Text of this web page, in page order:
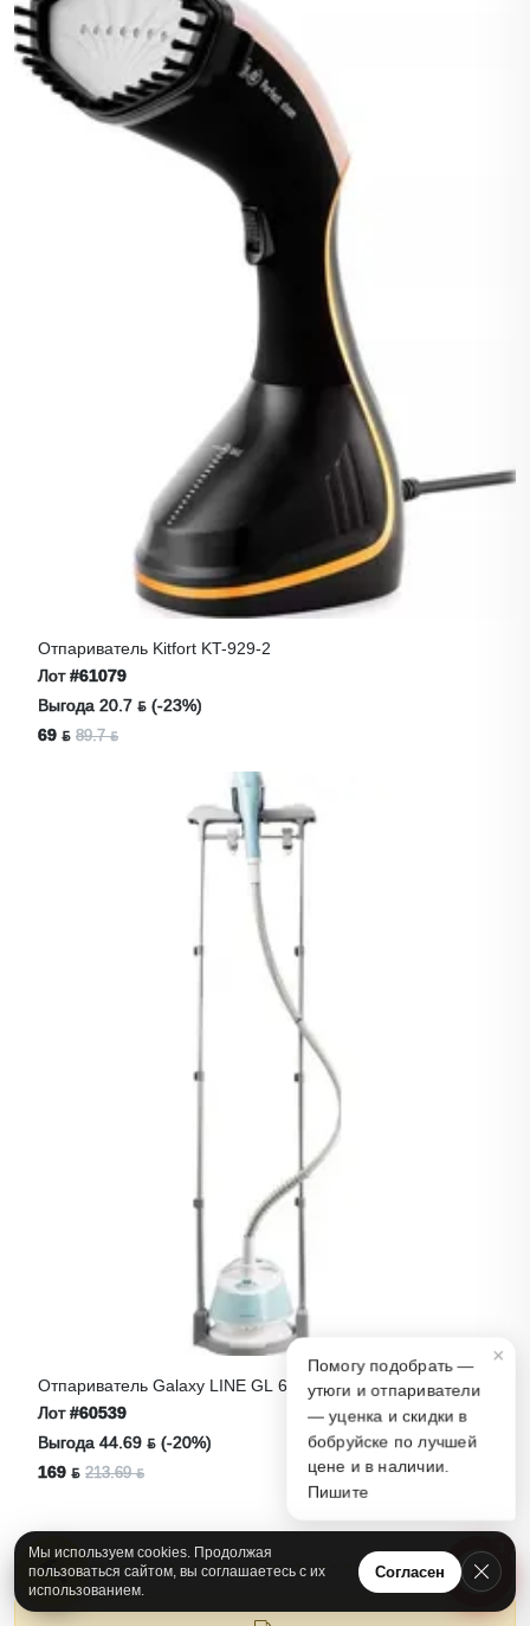
Отпариватель Kitfort KT-929-2
Лот#61079
Выгода 20.7 ƃ (-23%)
69 ƃ 89.7 ƃ
Отпариватель Galaxy LINE GL 6214
Лот#60539
Выгода 44.69 ƃ (-20%)
169 ƃ 213.69 ƃ
Мы используем cookies. Продолжая
пользоваться сайтом, вы соглашаетесь с их
использованием.
Согласен
Помогу подобрать —
утюги и отпариватели
— уценка и скидки в
бобруйске по лучшей
цене и в наличии.
Пишите
×
А